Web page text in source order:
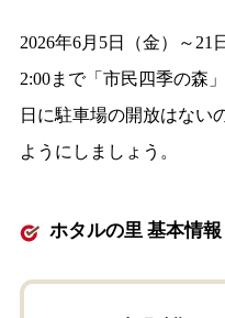
2026年6月5日（金）～21
2:00まで「市民四季の森
日に駐車場の開放はない
ようにしましょう。
ホタルの里 基本情報